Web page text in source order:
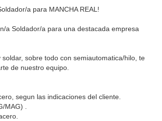
a para MANCHA REAL!
a Soldador/a para una destacada empresa
sobre todo con semiautomatica/hilo, te
de nuestro equipo.
segun las indicaciones del cliente.
.